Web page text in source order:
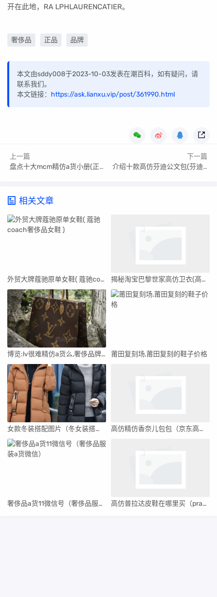
开在此地，RA LPHLAURENCATIER。
奢侈品 正品 品牌
本文由sddy008于2023-10-03发表在潮百科，如有疑问，请
联系我们。
本文链接： https://ask.lianxu.vip/post/361990.html
上一篇
盘点十大mcm精仿a货小册(正版mcm与高仿细节对比)
下一篇
介绍十款高仿芬迪公文包(芬迪包bythe way)
相关文章
外贸大牌蔻驰原单女鞋( 蔻驰coach奢侈品女鞋 ) 揭秘淘宝巴黎世家高仿卫衣(高仿巴黎世家卫衣哪里买)
博览:lv很难精仿a货么,奢侈品牌知识大全 莆田复刻场,莆田复刻的鞋子价格
女款冬装搭配图片（冬女装搭配） 高仿精仿香奈儿包包（京东高仿香奈儿包）
奢侈品a货11微信号（奢侈品服装a货微信） 高仿普拉达皮鞋在哪里买（prada高仿鞋店）